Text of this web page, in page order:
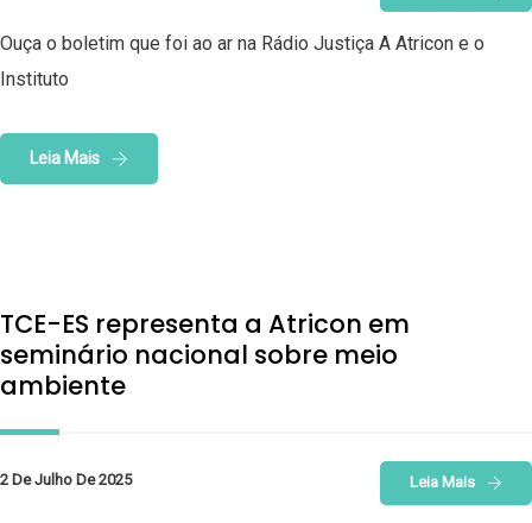
Ouça o boletim que foi ao ar na Rádio Justiça A Atricon e o
Instituto
Leia Mais
TCE-ES representa a Atricon em
seminário nacional sobre meio
ambiente
2 De Julho De 2025 Leia Mais